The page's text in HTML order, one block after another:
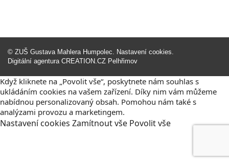
© ZUŠ Gustava Mahlera Humpolec. Nastavení cookies.
Digitální agentura CREATION.CZ Pelhřimov
Když kliknete na „Povolit vše“, poskytnete nám souhlas s
ukládáním cookies na vašem zařízení. Díky nim vám můžeme
nabídnou personalizovaný obsah. Pomohou nám také s
analýzami provozu a marketingem.
Nastavenícookies Zamítnoutvše Povolitvše